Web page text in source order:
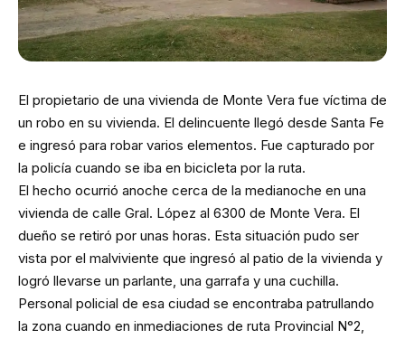
El propietario de una vivienda de Monte Vera fue víctima de
un robo en su vivienda. El delincuente llegó desde Santa Fe
e ingresó para robar varios elementos. Fue capturado por
la policía cuando se iba en bicicleta por la ruta.
El hecho ocurrió anoche cerca de la medianoche en una
vivienda de calle Gral. López al 6300 de Monte Vera. El
dueño se retiró por unas horas. Esta situación pudo ser
vista por el malviviente que ingresó al patio de la vivienda y
logró llevarse un parlante, una garrafa y una cuchilla.
Personal policial de esa ciudad se encontraba patrullando
la zona cuando en inmediaciones de ruta Provincial N°2,